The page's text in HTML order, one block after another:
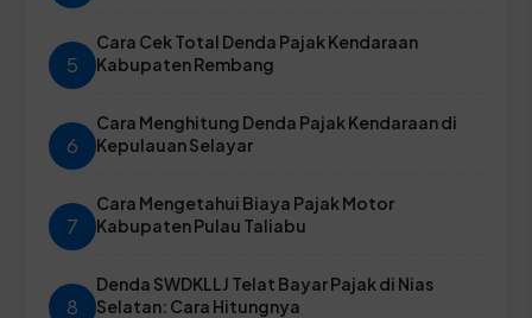
5
Cara Cek Total Denda Pajak Kendaraan
Kabupaten Rembang
6
Cara Menghitung Denda Pajak Kendaraan di
Kepulauan Selayar
7
Cara Mengetahui Biaya Pajak Motor
Kabupaten Pulau Taliabu
8
Denda SWDKLLJ Telat Bayar Pajak di Nias
Selatan: Cara Hitungnya